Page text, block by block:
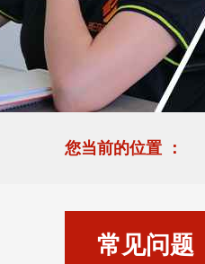
您当前的位置 ：
常见问题